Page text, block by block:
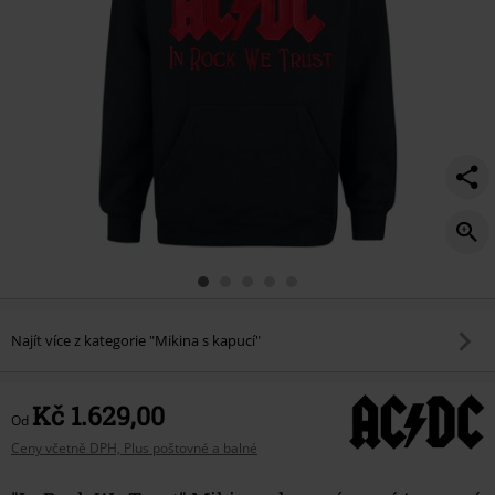
Najít více z kategorie "Mikina s kapucí"
Od Kč 1.629,00
Ceny včetně DPH, Plus poštovné a balné